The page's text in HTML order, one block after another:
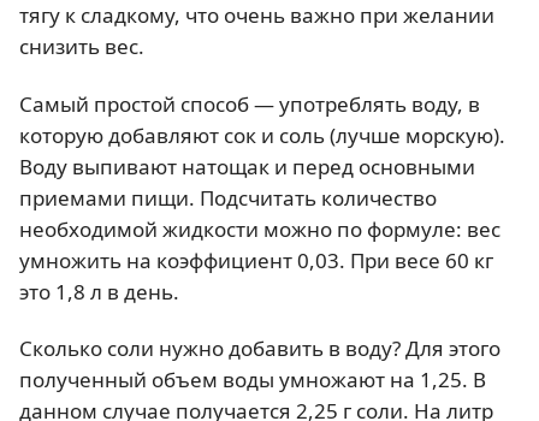
тягу к сладкому, что очень важно при желании
снизить вес.
Самый простой способ — употреблять воду, в
которую добавляют сок и соль (лучше морскую).
Воду выпивают натощак и перед основными
приемами пищи. Подсчитать количество
необходимой жидкости можно по формуле: вес
умножить на коэффициент 0,03. При весе 60 кг
это 1,8 л в день.
Сколько соли нужно добавить в воду? Для этого
полученный объем воды умножают на 1,25. В
данном случае получается 2,25 г соли. На литр